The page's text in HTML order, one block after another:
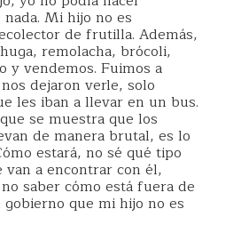
Mi hijo no es
de frutilla. Además,
remolacha, brócoli,
y vendemos. Fuimos a
dejaron verle, solo
les iban a llevar en un bus.
se muestra que los
de manera brutal, es lo
estará, no sé qué tipo
van a encontrar con él,
saber cómo está fuera de
gobierno que mi hijo no es